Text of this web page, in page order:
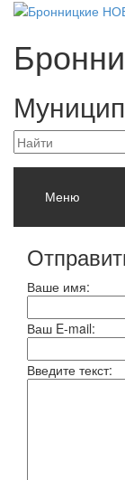
Меню
Ваше имя:
Ваш E-mail:
Введите текст: